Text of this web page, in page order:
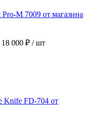
18 000 ₽ / шт